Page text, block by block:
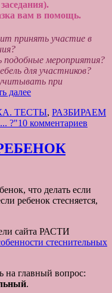
вам в помощь.
принять участие в
подобные мероприятия?
для участников?
при
далееКак
СОВЕЩАНИЕ?
(мини-
и
советы)
ТЕСТЫ, РАЗБИРАЕМ
?"10 комментариев
тест
и
сайта РАСТИ
стеснительных
на главный вопрос:
.